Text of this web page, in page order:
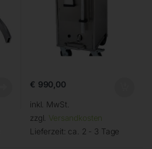
€ 990,00
inkl. MwSt.
zzgl. Versandkosten
Lieferzeit: ca. 2 - 3 Tage